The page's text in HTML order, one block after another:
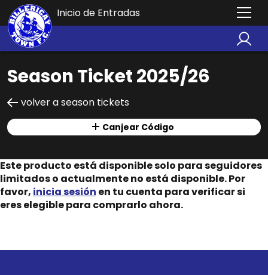
Inicio de Entradas
Season Ticket 2025/26
volver a season tickets
Canjear Código
Este producto está disponible solo para seguidores
limitados o actualmente no está disponible. Por
favor, inicia sesión en tu cuenta para verificar si
eres elegible para comprarlo ahora.